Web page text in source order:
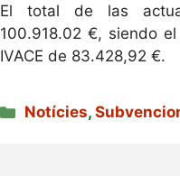
El total de las
100.918.02 €, siendo
IVACE de 83.428,92 €.
Categories
Notícies,